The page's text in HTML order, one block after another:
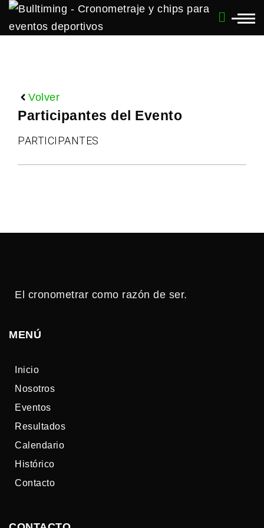
Volver
Participantes del Evento
PARTICIPANTES
El cronometrar como razón de ser.
MENÚ
Inicio
Nosotros
Eventos
Resultados
Calendario
Histórico
Contacto